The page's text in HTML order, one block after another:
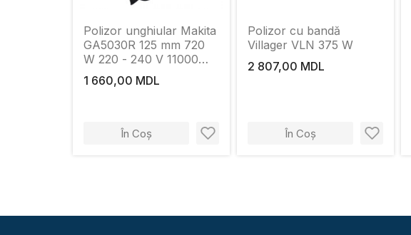
Polizor unghiular Makita
GA5030R 125 mm 720
W 220 - 240 V 11000
rot/min
1 660,00 MDL
În Coș
Polizor cu bandă
Villager VLN 375 W
2 807,00 MDL
În Coș